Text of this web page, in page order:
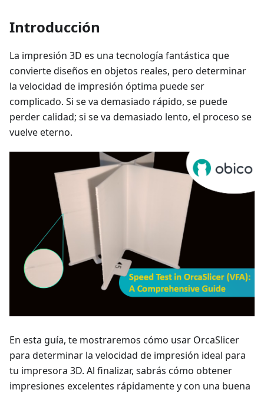
Introducción
La impresión 3D es una tecnología fantástica que
convierte diseños en objetos reales, pero determinar
la velocidad de impresión óptima puede ser
complicado. Si se va demasiado rápido, se puede
perder calidad; si se va demasiado lento, el proceso se
vuelve eterno.
En esta guía, te mostraremos cómo usar OrcaSlicer
para determinar la velocidad de impresión ideal para
tu impresora 3D. Al finalizar, sabrás cómo obtener
impresiones excelentes rápidamente y con una buena